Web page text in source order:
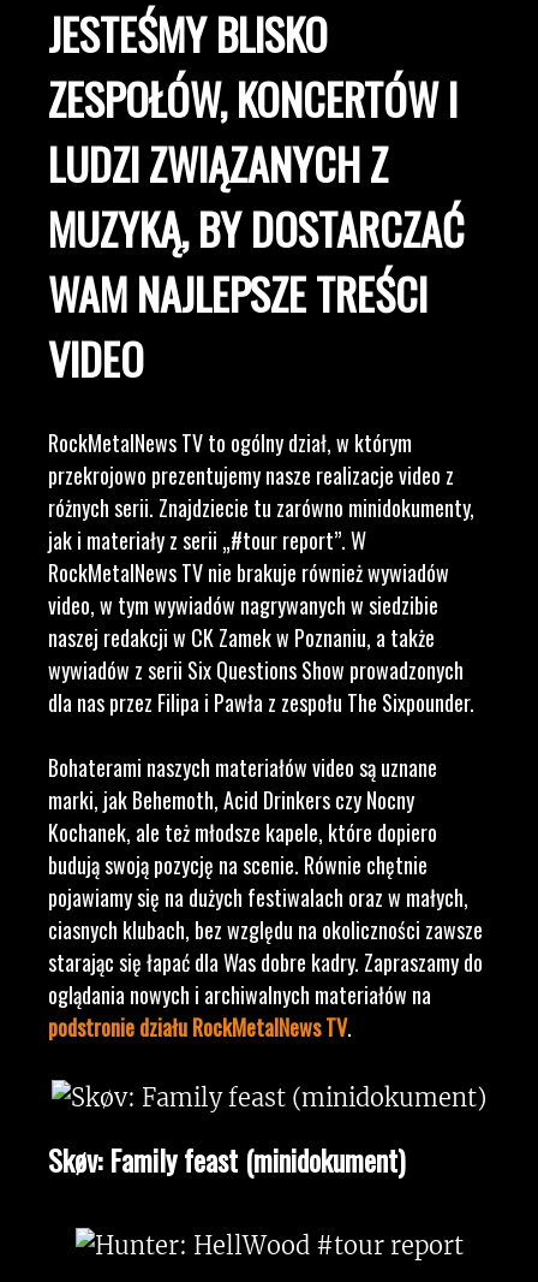
JESTEŚMY BLISKO
ZESPOŁÓW, KONCERTÓW I
LUDZI ZWIĄZANYCH Z
MUZYKĄ, BY DOSTARCZAĆ
WAM NAJLEPSZE TREŚCI
VIDEO
RockMetalNews TV to ogólny dział, w którym
przekrojowo prezentujemy nasze realizacje video z
różnych serii. Znajdziecie tu zarówno minidokumenty,
jak i materiały z serii „#tour report”. W
RockMetalNews TV nie brakuje również wywiadów
video, w tym wywiadów nagrywanych w siedzibie
naszej redakcji w CK Zamek w Poznaniu, a także
wywiadów z serii Six Questions Show prowadzonych
dla nas przez Filipa i Pawła z zespołu The Sixpounder.
Bohaterami naszych materiałów video są uznane
marki, jak Behemoth, Acid Drinkers czy Nocny
Kochanek, ale też młodsze kapele, które dopiero
budują swoją pozycję na scenie. Równie chętnie
pojawiamy się na dużych festiwalach oraz w małych,
ciasnych klubach, bez względu na okoliczności zawsze
starając się łapać dla Was dobre kadry. Zapraszamy do
oglądania nowych i archiwalnych materiałów na
podstronie działu RockMetalNews TV.
Skøv: Family feast (minidokument)